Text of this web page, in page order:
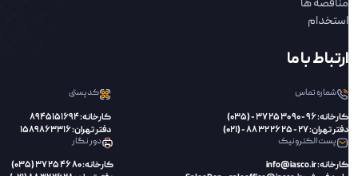
مناقصه ها
استخدام
ارتباط با ما
شماره تماس
کارخانه: 96 - 90 30 25 37 - (035)
دفتر تهران: 27 - 25 26 32 88 - (021)
کدپستی
کارخانه: 8945151694
دفتر تهران: 1589863316
پست الکترونیک
کارخانه: info@iasco.ir
دور نگار
کارخانه: 80 46 25 37 (035)